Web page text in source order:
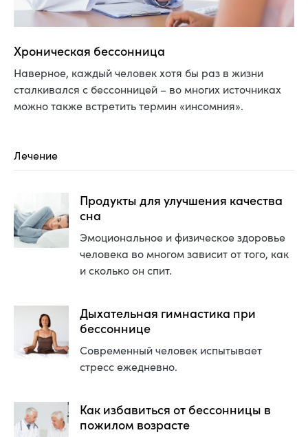
Хроническая бессонница
Наверное, каждый человек хотя бы раз в жизни
сталкивался с бессонницей – во многих источниках
можно также встретить термин «инсомния».
Лечение
Продукты для улучшения качества
сна
Эмоциональное и физическое здоровье
человека во многом зависит от того, как
и сколько он спит.
Дыхательная гимнастика при
бессоннице
Современный человек испытывает
стресс ежедневно.
Как избавиться от бессонницы в
пожилом возрасте